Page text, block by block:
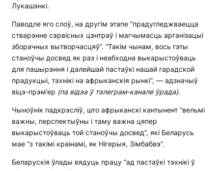
Лукашэнкі.
Паводле яго слоў, на другім этапе “прадугледжваецца
стварэнне сэрвісных цэнтраў і магчымасць арганізацыі
зборачных вытворчасцяў”. “Такім чынам, вось гэты
станоўчы досвед як раз і неабходна выкарыстоўваць
для пашырэння і далейшай пастаўкі нашай гарадской
прадукцыі, тэхнікі на афрыканскія рынкі”, — адзначыў
віцэ-прэм’ер (па відэа ў тэлеграм-канале ўрада).
Чыноўнік падкрэсліў, што афрыканскі кантынент “вельмі
важны, перспектыўны і таму важна цяпер
выкарыстоўваць той станоўчы досвед”, які Беларусь
мае “з такімі краінамі, як Нігерыя, Зімбабвэ”.
Беларускія ўлады вядуць працу “ад пастаўкі тэхнікі ў